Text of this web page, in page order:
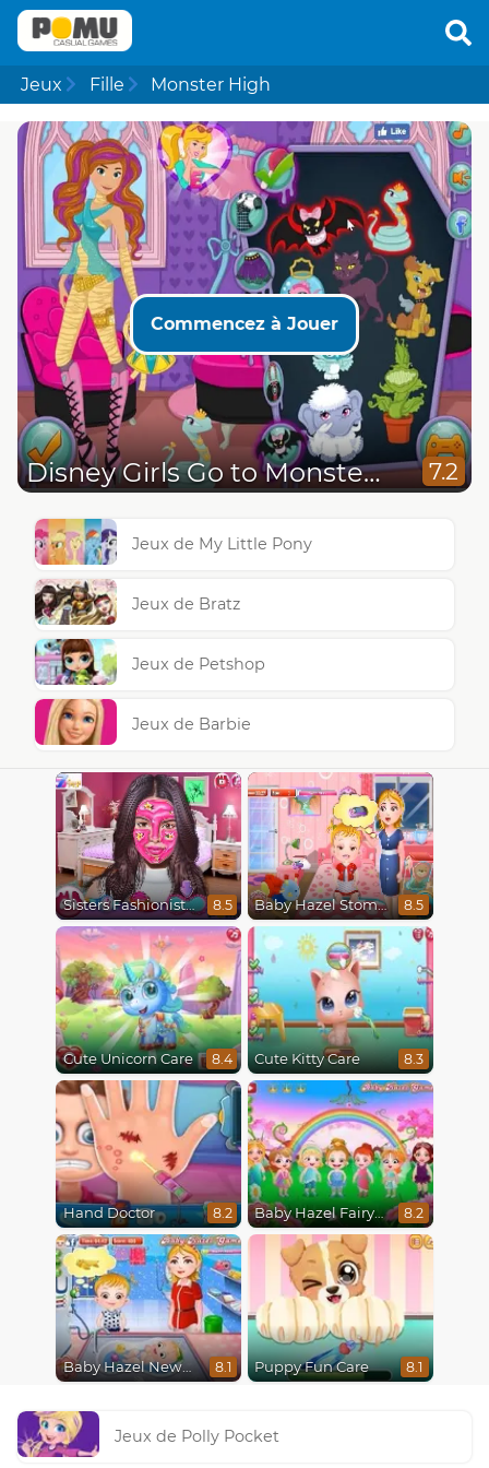
Jeux Fille Monster High
Commencez à Jouer
Disney Girls Go to Monster High 2 7.2
Jeux de My Little Pony
Jeux de Bratz
Jeux de Petshop
Jeux de Barbie
Sisters Fashionista Makeup 8.5 Baby Hazel Stomach Care 8.5
Cute Unicorn Care 8.4 Cute Kitty Care 8.3
Hand Doctor 8.2 Baby Hazel Fairyland Ballet 8.2
Baby Hazel Newborn Vaccination 8.1 Puppy Fun Care 8.1
Jeux de Polly Pocket